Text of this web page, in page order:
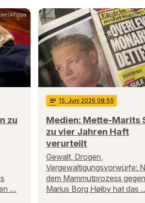
AP/dpa
zu
…
Foto: Julia
notes 15. Juni 2026 08:55
Medien: Mette-Marits
zu vier Jahren Haft
verurteilt
Gewalt, Drogen,
Vergewaltigungsvorwürfe:
dem Mammutprozess gegen
Marius Borg Høiby hat das